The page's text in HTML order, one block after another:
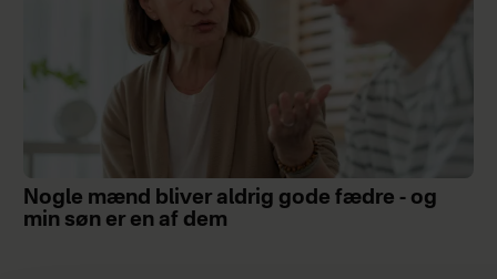
Nogle mænd bliver aldrig gode fædre - og
min søn er en af dem